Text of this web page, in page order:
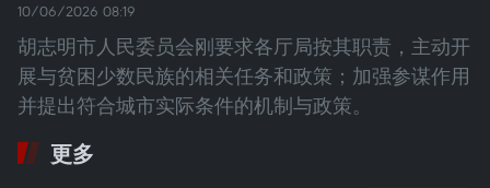
10/06/2026 08:19
胡志明市人民委员会刚要求各厅局按其职责，主动开
展与贫困少数民族的相关任务和政策；加强参谋作用
并提出符合城市实际条件的机制与政策。
更多